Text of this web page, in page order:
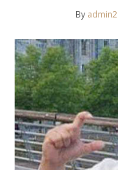
By admin2